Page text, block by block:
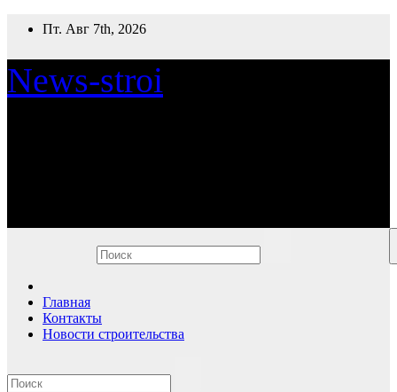
Перейти
Пт. Авг 7th, 2026
News-stroi
Главная
Контакты
Новости строительства